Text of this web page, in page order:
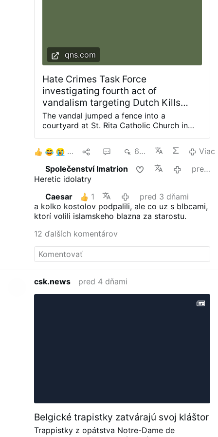
qns.com
Hate Crimes Task Force
investigating fourth act of
vandalism targeting Dutch Kills
church since 2024: NYPD
The vandal jumped a fence into a
courtyard at St. Rita Catholic Church in
Blessed Mother with a hammer, knocking it
off the pedestal. Photos courtesy of
Diocese of Brooklyn The NYPD Hate
Crimes Task Force is investigating the
latest act of vandalism at a frequently
targeted church in the Dutch Kills section
of Long Island City. The incident occurred
in the confines of the 114th Precinct during
the early morning hours of Saturday, Aug.
1, when an unidentified man was seen on
courtyard at St. Rita Roman Catholic
Church, located at 36-25 11th St., just
after 1:42 a.m. The vandal approached a
statue of the Blessed Mother and pulled
5 6 tis.
Viac
Společenství Imatrion
predvčerom
Heretic idolatry
Caesar
1
pred 3 dňami
a kolko kostolov podpalili, ale co uz s blbcami,
ktorí volili islamskeho blazna za starostu.
12 ďalších komentárov
csk.news pred 4 dňami
Belgické trapistky zatvárajú svoj kláštor
Trappistky z opátstva Notre-Dame de